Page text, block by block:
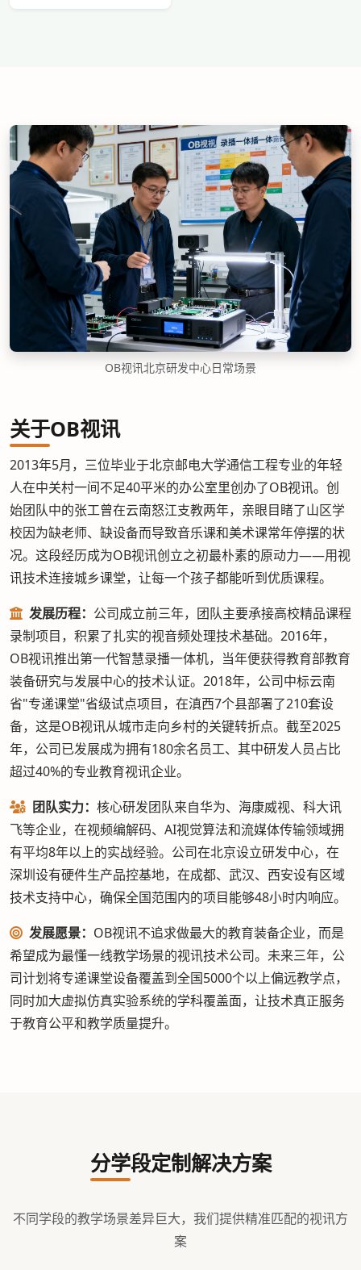
OB视讯北京研发中心日常场景
关于OB视讯
2013年5月，三位毕业于北京邮电大学通信工程专业的年轻
人在中关村一间不足40平米的办公室里创办了OB视讯。创
始团队中的张工曾在云南怒江支教两年，亲眼目睹了山区学
校因为缺老师、缺设备而导致音乐课和美术课常年停摆的状
况。这段经历成为OB视讯创立之初最朴素的原动力——用视
讯技术连接城乡课堂，让每一个孩子都能听到优质课程。
发展历程： 公司成立前三年，团队主要承接高校精品课程
录制项目，积累了扎实的视音频处理技术基础。2016年，
OB视讯推出第一代智慧录播一体机，当年便获得教育部教育
装备研究与发展中心的技术认证。2018年，公司中标云南
省"专递课堂"省级试点项目，在滇西7个县部署了210套设
备，这是OB视讯从城市走向乡村的关键转折点。截至2025
年，公司已发展成为拥有180余名员工、其中研发人员占比
超过40%的专业教育视讯企业。
团队实力： 核心研发团队来自华为、海康威视、科大讯
飞等企业，在视频编解码、AI视觉算法和流媒体传输领域拥
有平均8年以上的实战经验。公司在北京设立研发中心，在
深圳设有硬件生产品控基地，在成都、武汉、西安设有区域
技术支持中心，确保全国范围内的项目能够48小时内响应。
发展愿景： OB视讯不追求做最大的教育装备企业，而是
希望成为最懂一线教学场景的视讯技术公司。未来三年，公
司计划将专递课堂设备覆盖到全国5000个以上偏远教学点，
同时加大虚拟仿真实验系统的学科覆盖面，让技术真正服务
于教育公平和教学质量提升。
分学段定制解决方案
不同学段的教学场景差异巨大，我们提供精准匹配的视讯方
案